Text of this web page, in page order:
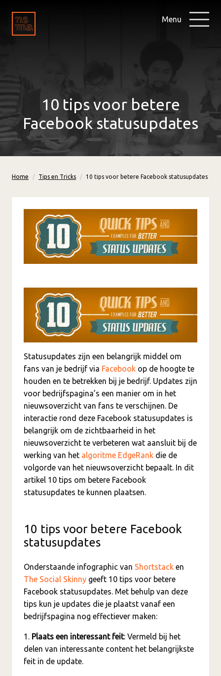
Menu
10 tips voor betere
Facebook statusupdates
Home Tips en Tricks 10 tips voor betere Facebook statusupdates
Statusupdates zijn een belangrijk middel om
fans van je bedrijf via Facebook op de hoogte te
houden en te betrekken bij je bedrijf. Updates zijn
voor bedrijfspagina’s een manier om in het
nieuwsoverzicht van fans te verschijnen. De
interactie rond deze Facebook statusupdates is
belangrijk om de zichtbaarheid in het
nieuwsoverzicht te verbeteren wat aansluit bij de
werking van het algoritme EdgeRank die de
volgorde van het nieuwsoverzicht bepaalt. In dit
artikel 10 tips om betere Facebook
statusupdates te kunnen plaatsen.
10 tips voor betere Facebook
statusupdates
Onderstaande infographic van Shortstack en
The Social Skinny geeft 10 tips voor betere
Facebook statusupdates. Met behulp van deze
tips kun je updates die je plaatst vanaf een
bedrijfspagina nog effectiever maken:
1. Plaats een interessant feit: Vermeld bij het
delen van interessante content het belangrijkste
feit in de update.